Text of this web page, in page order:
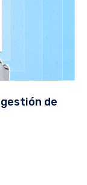
de